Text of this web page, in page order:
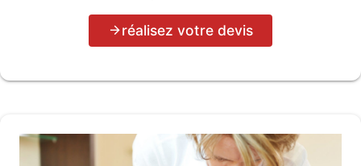
réalisez votre devis